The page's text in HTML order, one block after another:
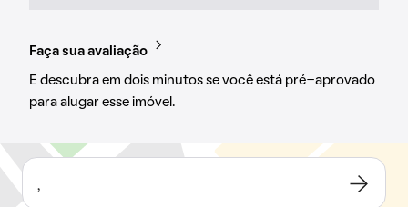
Faça sua avaliação
E descubra em dois minutos se você está pré-aprovado
para alugar esse imóvel.
,